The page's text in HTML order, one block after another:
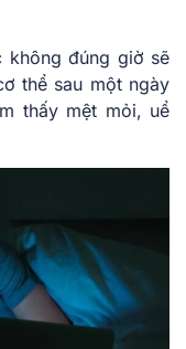
không đúng giờ sẽ
thể sau một ngày
thấy mệt mỏi, uể